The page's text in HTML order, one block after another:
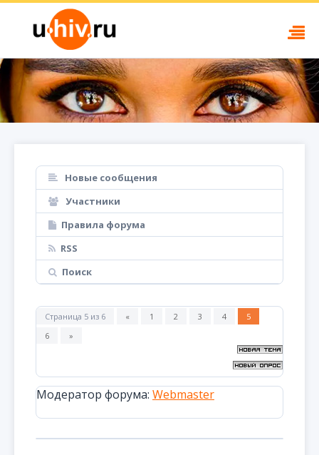
Новые сообщения
Участники
Правила форума
RSS
Поиск
Страница 5 из 6 « 1 2 3 4
5
6
»
Модератор форума: Webmaster